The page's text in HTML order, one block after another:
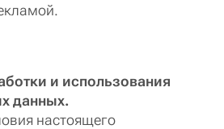
и использования
данных.
настоящего